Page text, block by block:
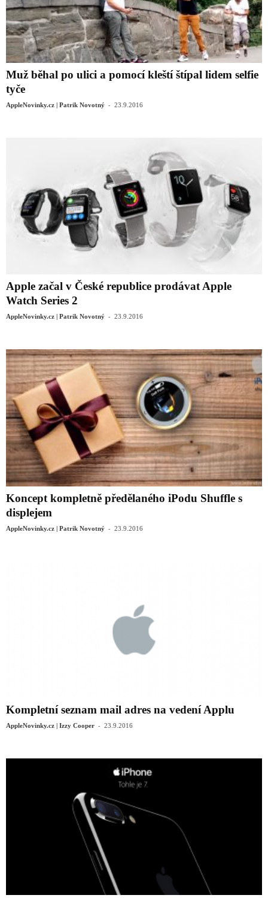
Muž běhal po ulici a pomocí kleští štípal lidem selfie
tyče
AppleNovinky.cz | Patrik Novotný - 23.9.2016
Apple začal v České republice prodávat Apple
Watch Series 2
AppleNovinky.cz | Patrik Novotný - 23.9.2016
Koncept kompletně předělaného iPodu Shuffle s
displejem
AppleNovinky.cz | Patrik Novotný - 23.9.2016
Kompletní seznam mail adres na vedení Applu
AppleNovinky.cz | Izzy Cooper - 23.9.2016